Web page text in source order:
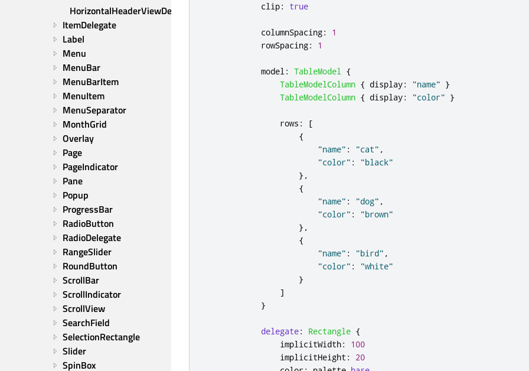
HorizontalHeaderViewDelegate
ItemDelegate
Label
Menu
MenuBar
MenuBarItem
MenuItem
MenuSeparator
MonthGrid
Overlay
Page
PageIndicator
Pane
Popup
ProgressBar
RadioButton
RadioDelegate
RangeSlider
RoundButton
ScrollBar
ScrollIndicator
ScrollView
SearchField
SelectionRectangle
Slider
SpinBox
clip: true
columnSpacing:
1
rowSpacing: 1
model: TableModel {
TableModelColumn { display: "name" }
TableModelColumn { display: "color" }
rows :
[
{
"name" : "cat" ,
"color" :
"black"
},
{
"name" : "dog" ,
"color" :
"brown"
},
{
"name" : "bird" ,
"color" :
"white"
}
]
}
delegate: Rectangle {
implicitWidth:
100
implicitHeight :
20